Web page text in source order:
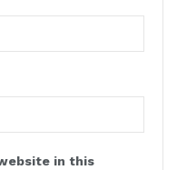
in this